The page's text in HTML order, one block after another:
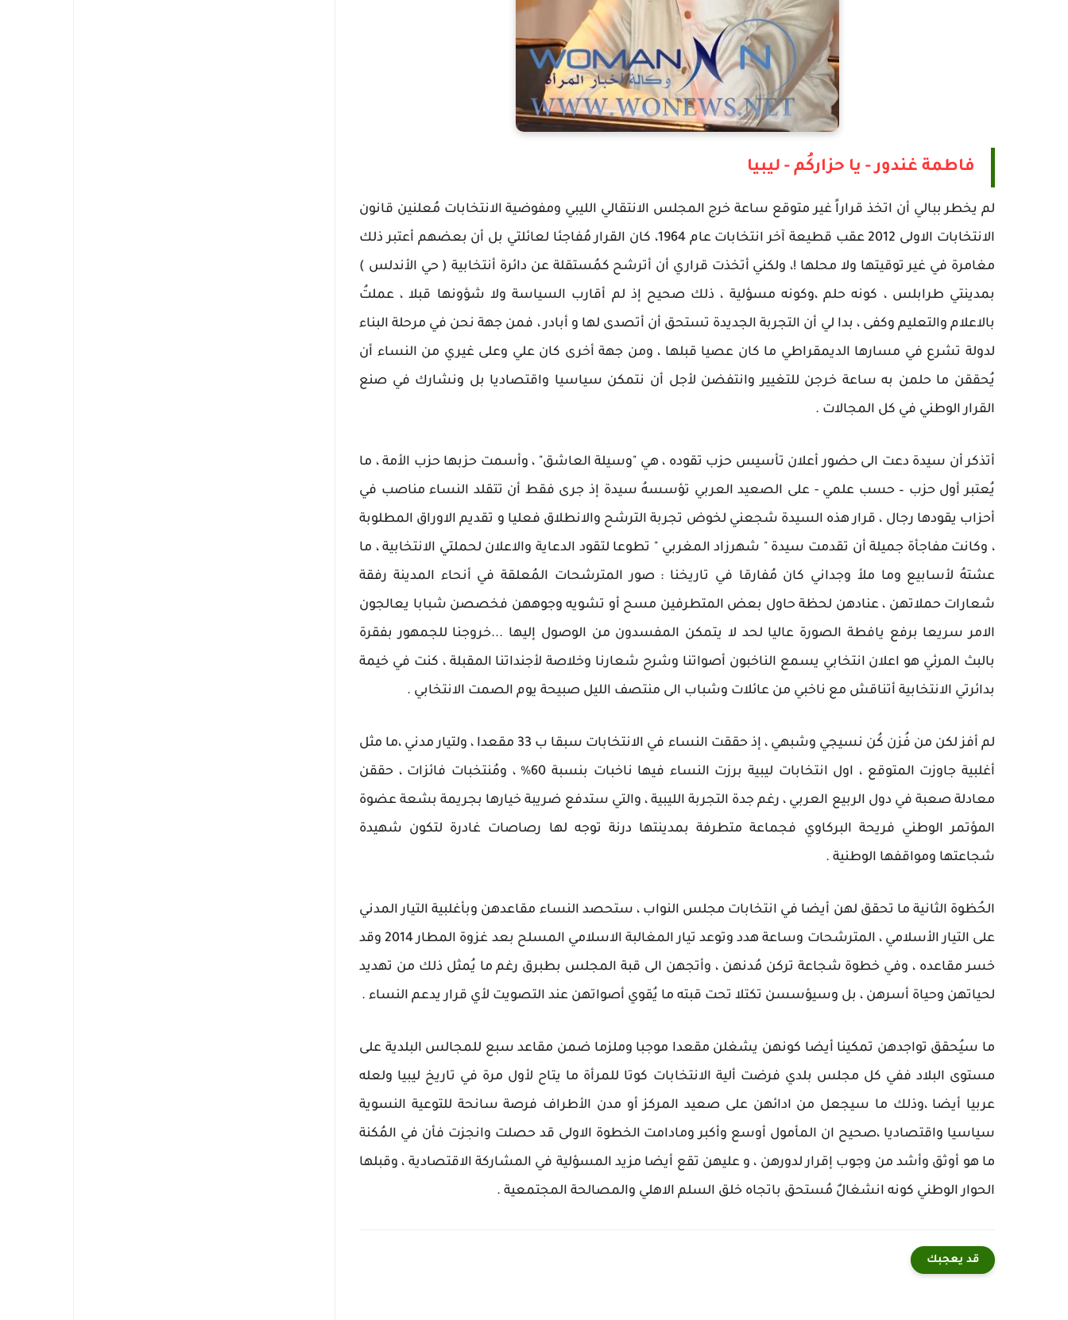
فاطمة غندور - يا حزاركُم - ليبيا
لم يخطر ببالي أن اتخذ قراراً غير متوقع ساعة خرج المجلس الانتقالي الليبي ومفوضية الانتخابات مُعلنين قانون
الانتخابات الاولى 2012 عقب قطيعة آخر انتخابات عام 1964، كان القرار مُفاجئا لعائلتي بل أن بعضهم أعتبر ذلك
مغامرة في غير توقيتها ولا محلها !، ولكني أتخذت قراري أن أترشح كمُستقلة عن دائرة أنتخابية ( حي الأندلس )
بمدينتي طرابلس ، كونه حلم ،وكونه مسؤلية ، ذلك صحيح إذ لم أقارب السياسة ولا شؤونها قبلا ، عملتُ
بالاعلام والتعليم وكفى ، بدا لي أن التجربة الجديدة تستحق أن أتصدى لها و أبادر ، فمن جهة نحن في مرحلة البناء
لدولة تشرع في مسارها الديمقراطي ما كان عصيا قبلها ، ومن جهة أخرى كان علي وعلى غيري من النساء أن
يُحققن ما حلمن به ساعة خرجن للتغيير وانتفضن لأجل أن نتمكن سياسيا واقتصاديا بل ونشارك في صنع
القرار الوطني في كل المجالات .
أتذكر أن سيدة دعت الى حضور أعلان تأسيس حزب تقوده ، هي "وسيلة العاشق" ، وأسمت حزبها حزب الأمة ، ما
يُعتبر أول حزب – حسب علمي - على الصعيد العربي تؤسسهُ سيدة إذ جرى فقط أن تتقلد النساء مناصب في
أحزاب يقودها رجال ، قرار هذه السيدة شجعني لخوض تجربة الترشح والانطلاق فعليا و تقديم الاوراق المطلوبة
، وكانت مفاجأة جميلة أن تقدمت سيدة " شهرزاد المغربي " تطوعا لتقود الدعاية والاعلان لحملتي الانتخابية ، ما
عشتهُ لأسابيع وما ملأ وجداني كان مُفارقا في تاريخنا : صور المترشحات المُعلقة في أنحاء المدينة رفقة
شعارات حملاتهن ، عنادهن لحظة حاول بعض المتطرفين مسح أو تشويه وجوههن فخصصن شبابا يعالجون
الامر سريعا برفع يافطة الصورة عاليا لحد لا يتمكن المفسدون من الوصول إليها ...خروجنا للجمهور بفقرة
بالبث المرئي هو اعلان انتخابي يسمع الناخبون أصواتنا وشرح شعارنا وخلاصة لأجنداتنا المقبلة ، كنت في خيمة
بدائرتي الانتخابية أتناقش مع ناخبي من عائلات وشباب الى منتصف الليل صبيحة يوم الصمت الانتخابي .
لم أفز لكن من فُزن كُن نسيجي وشبهي ، إذ حققت النساء في الانتخابات سبقا ب 33 مقعدا ، ولتيار مدني ،ما مثل
أغلبية جاوزت المتوقع ، اول انتخابات ليبية برزت النساء فيها ناخبات بنسبة 60% ، ومُنتخبات فائزات ، حققن
معادلة صعبة في دول الربيع العربي ، رغم جدة التجربة الليبية ، والتي ستدفع ضريبة خيارها بجريمة بشعة عضوة
المؤتمر الوطني فريحة البركاوي فجماعة متطرفة بمدينتها درنة توجه لها رصاصات غادرة لتكون شهيدة
شجاعتها ومواقفها الوطنية .
الحُظوة الثانية ما تحقق لهن أيضا في انتخابات مجلس النواب ، ستحصد النساء مقاعدهن وبأغلبية التيار المدني
على التيار الأسلامي ، المترشحات وساعة هدد وتوعد تيار المغالبة الاسلامي المسلح بعد غزوة المطار 2014 وقد
خسر مقاعده ، وفي خطوة شجاعة تركن مُدنهن ، وأتجهن الى قبة المجلس بطبرق رغم ما يُمثل ذلك من تهديد
لحياتهن وحياة أسرهن ، بل وسيؤسسن تكتلا تحت قبته ما يُقوي أصواتهن عند التصويت لأي قرار يدعم النساء .
ما سيُحقق تواجدهن تمكينا أيضا كونهن يشغلن مقعدا موجبا وملزما ضمن مقاعد سبع للمجالس البلدية على
مستوى البلاد ففي كل مجلس بلدي فرضت ألية الانتخابات كوتا للمرأة ما يتاح لأول مرة في تاريخ ليبيا ولعله
عربيا أيضا ،وذلك ما سيجعل من ادائهن على صعيد المركز أو مدن الأطراف فرصة سانحة للتوعية النسوية
سياسيا واقتصاديا ،صحيح ان المأمول أوسع وأكبر ومادامت الخطوة الاولى قد حصلت وانجزت فأن في المُكنة
ما هو أوثق وأشد من وجوب إقرار لدورهن ، و عليهن تقع أيضا مزيد المسؤلية في المشاركة الاقتصادية ، وقبلها
الحوار الوطني كونه انشغالٌ مُستحق باتجاه خلق السلم الاهلي والمصالحة المجتمعية .
قد يعجبك